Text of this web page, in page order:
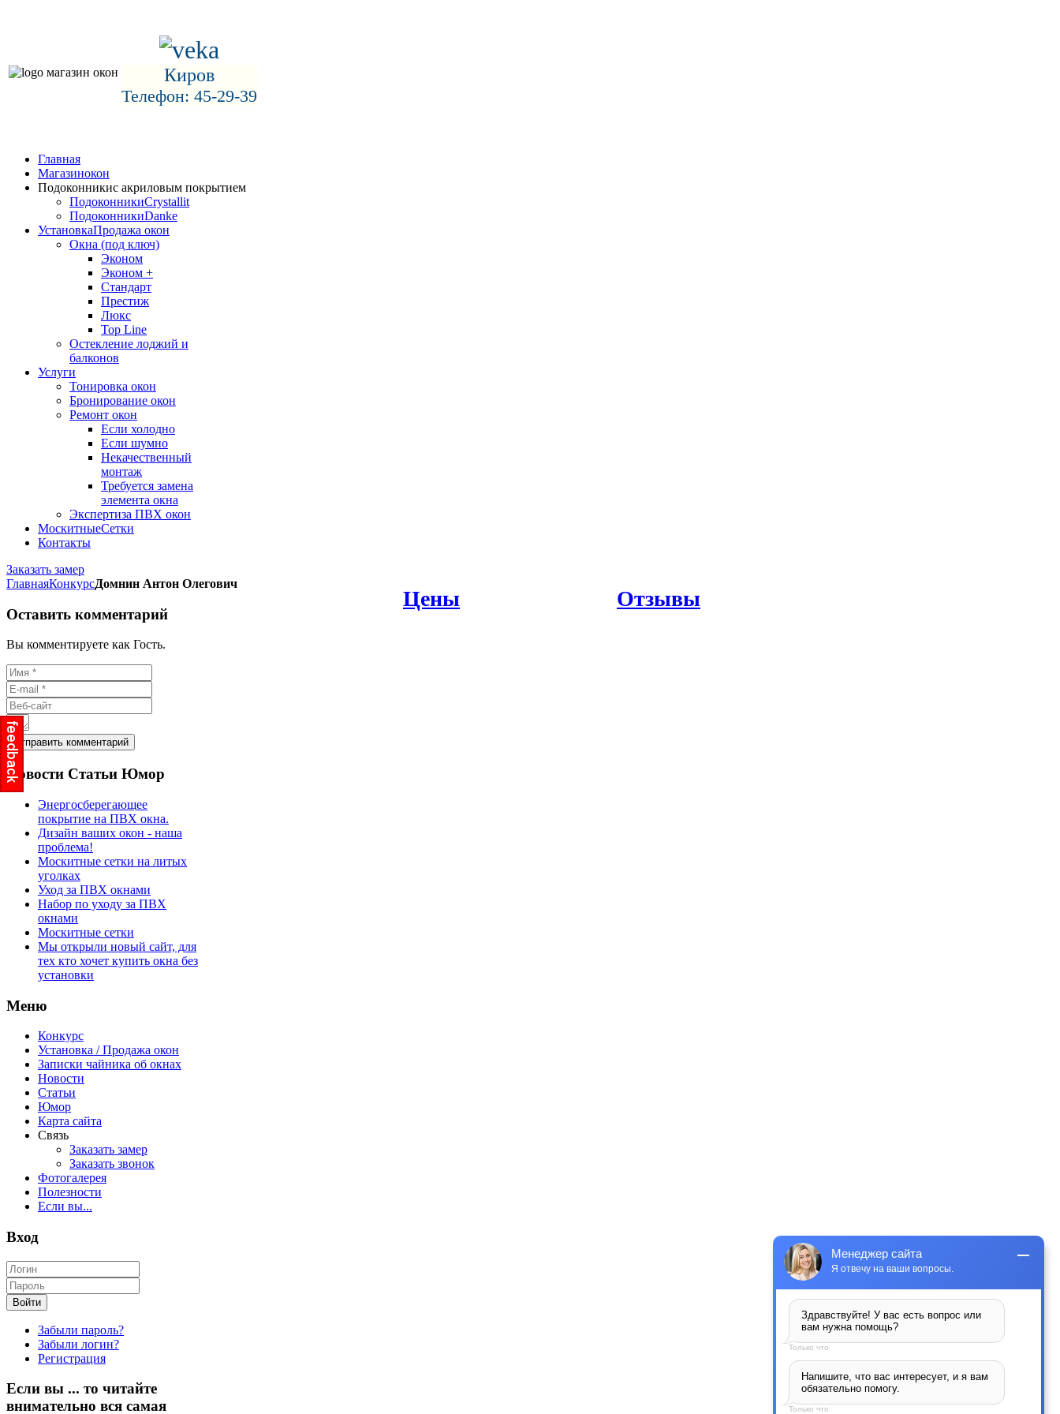
Киров
Телефон: 45-29-39
Главная
Магазинокон
Подоконникис акриловым покрытием
ПодоконникиCrystallit
ПодоконникиDanke
УстановкаПродажа окон
Окна (под ключ)
Эконом
Эконом +
Стандарт
Престиж
Люкс
Top Line
Остекление лоджий и
балконов
Услуги
Тонировка окон
Бронирование окон
Ремонт окон
Если холодно
Если шумно
Некачественный
монтаж
Требуется замена
элемента окна
Экспертиза ПВХ окон
МоскитныеСетки
Контакты
Заказать замер
Отзывы
Цены
ГлавнаяКонкурсДомнин Антон Олегович
Оставить комментарий
Вы комментируете как Гость.
Новости Статьи Юмор
Энергосберегающее
покрытие на ПВХ окна.
Дизайн ваших окон - наша
проблема!
Москитные сетки на литых
уголках
Уход за ПВХ окнами
Набор по уходу за ПВХ
окнами
Москитные сетки
Мы открыли новый сайт, для
тех кто хочет купить окна без
установки
Меню
Конкурс
Установка / Продажа окон
Записки чайника об окнах
Новости
Статьи
Юмор
Карта сайта
Связь
Заказать замер
Заказать звонок
Фотогалерея
Полезности
Если вы...
Вход
Войти
Забыли пароль?
Забыли логин?
Регистрация
Если вы ... то читайте
внимательно вся самая
Менеджер сайта
Я отвечу на ваши вопросы.
Здравствуйте! У вас есть вопрос или
вам нужна помощь?
Только что
Напишите, что вас интересует, и я вам
обязательно помогу.
Только что